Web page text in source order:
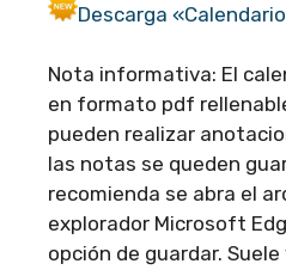
Descarga
Nota informativa: El
en formato pdf
pueden realizar
las notas se queden
recomienda se abra el
explorador Microsoft
opción de guardar.